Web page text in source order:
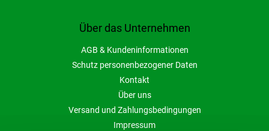
Über das Unternehmen
AGB & Kundeninformationen
Schutz personenbezogener Daten
Kontakt
Über uns
Versand und Zahlungsbedingungen
Impressum